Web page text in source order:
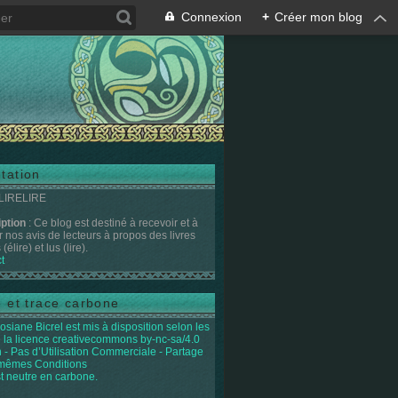
Connexion + Créer mon blog
: Ce blog est destiné à recevoir et à
nos avis de lecteurs à propos des livres
(élire) et lus (lire).
et trace carbone
Bicrel est mis à disposition selon les
la licence creativecommons by-nc-sa/4.0
- Pas d’Utilisation Commerciale - Partage
Conditions
neutre en carbone.